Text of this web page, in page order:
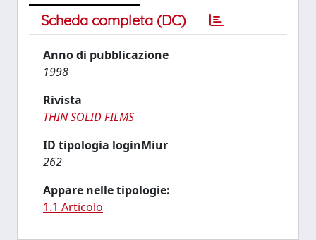
Scheda completa (DC)
Anno di pubblicazione
1998
Rivista
THIN SOLID FILMS
ID tipologia loginMiur
262
Appare nelle tipologie:
1.1 Articolo